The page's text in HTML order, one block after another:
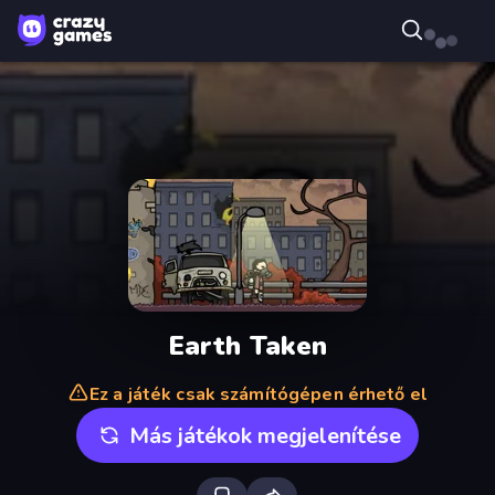
Earth Taken
Ez a játék csak számítógépen érhető el
Más játékok megjelenítése